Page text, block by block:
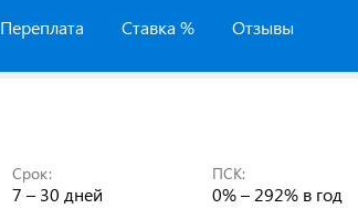
Переплата Ставка % Отзывы
Срок:
7 – 30 дней
ПСК:
0% – 292% в год